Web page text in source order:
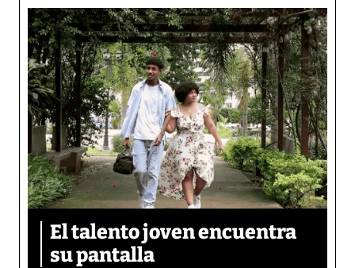
El talento joven encuentra
su pantalla​